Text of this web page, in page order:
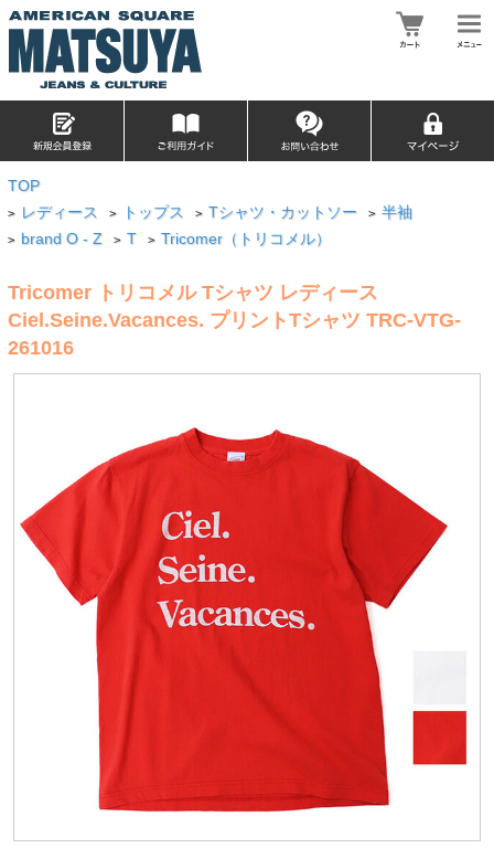
TOP
> レディース > トップス > Tシャツ・カットソー > 半袖
> brand O - Z > T > Tricomer（トリコメル）
Tricomer トリコメル Tシャツ レディース
Ciel.Seine.Vacances. プリントTシャツ TRC-VTG-
261016